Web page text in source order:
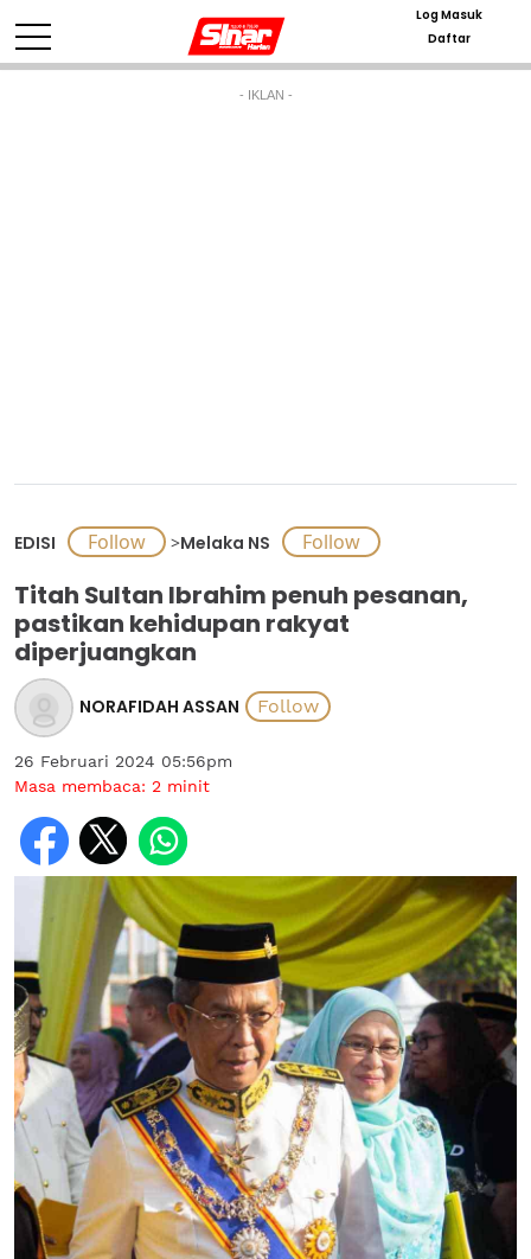
Log Masuk
Daftar
- IKLAN -
EDISI >Melaka NS
Titah Sultan Ibrahim penuh pesanan,
pastikan kehidupan rakyat
diperjuangkan
NORAFIDAH ASSAN
26 Februari 2024 05:56pm
Masa membaca: 2 minit